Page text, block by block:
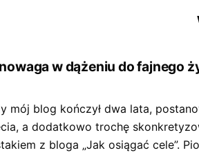
w dążeniu do fajnego
mój blog kończył dwa lata,
a dodatkowo trochę
z bloga „Jak osiągać cele”.